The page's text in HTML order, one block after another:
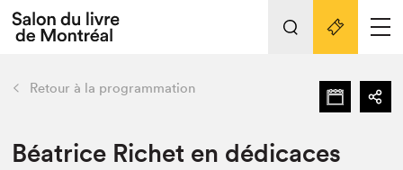
L'événement
Préparer sa visite au Salon
retour Nos activités
Liens pratiques
Retour à la programmation
Béatrice Richet en dédicaces